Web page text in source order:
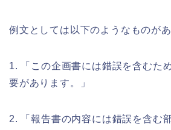
例文としては以下のようなものがあ
1. 「この企画書には錯誤を含むた
要があります。」
2. 「報告書の内容には錯誤を含む